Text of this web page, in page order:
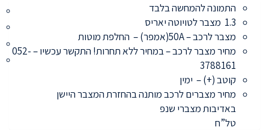
התמונה להמחשה בלבד
1.3 מצבר לטויוטה יאריס
מצבר לרכב – 50A(אמפר) – החלפת מוטות
מחיר מצבר לרכב – במחיר ללא תחרות! התקשר עכשיו – 052-
3788161
קוטב (+) – ימין
מחיר מצברים לרכב מותנה בהחזרת המצבר היישן
באדיבות מצברי שנפ
טל”ח